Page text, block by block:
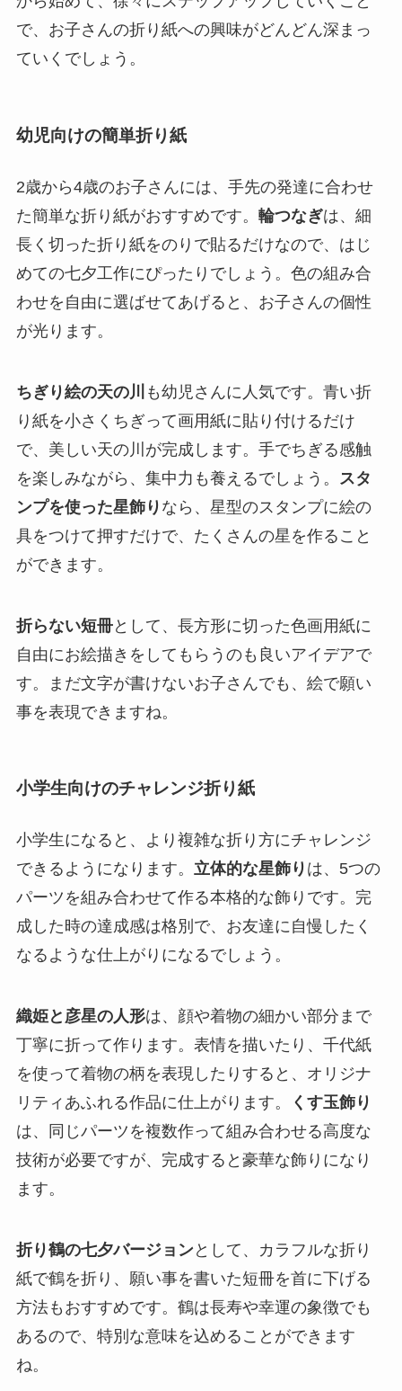
で、お子さんの折り紙への興味がどんどん深まっ
ていくでしょう。
幼児向けの簡単折り紙
2歳から4歳のお子さんには、手先の発達に合わせ
た簡単な折り紙がおすすめです。 輪つなぎは、細
長く切った折り紙をのりで貼るだけなので、はじ
めての七夕工作にぴったりでしょう。色の組み合
わせを自由に選ばせてあげると、お子さんの個性
が光ります。
ちぎり絵の天の川
も幼児さんに人気です。青い折
り紙を小さくちぎって画用紙に貼り付けるだけ
で、美しい天の川が完成します。手でちぎる感触
を楽しみながら、集中力も養えるでしょう。
スタ
ンプを使った星飾り なら、星型のスタンプに絵の
具をつけて押すだけで、たくさんの星を作ること
ができます。
折らない短冊として、長方形に切った色画用紙に
自由にお絵描きをしてもらうのも良いアイデアで
す。まだ文字が書けないお子さんでも、絵で願い
事を表現できますね。
小学生向けのチャレンジ折り紙
小学生になると、より複雑な折り方にチャレンジ
できるようになります。 立体的な星飾り は、5つの
パーツを組み合わせて作る本格的な飾りです。完
成した時の達成感は格別で、お友達に自慢したく
なるような仕上がりになるでしょう。
織姫と彦星の人形は、顔や着物の細かい部分まで
丁寧に折って作ります。表情を描いたり、千代紙
を使って着物の柄を表現したりすると、オリジナ
リティあふれる作品に仕上がります。
くす玉飾り
は、同じパーツを複数作って組み合わせる高度な
技術が必要ですが、完成すると豪華な飾りになり
ます。
折り鶴の七夕バージョンとして、カラフルな折り
紙で鶴を折り、願い事を書いた短冊を首に下げる
方法もおすすめです。鶴は長寿や幸運の象徴でも
あるので、特別な意味を込めることができます
ね。